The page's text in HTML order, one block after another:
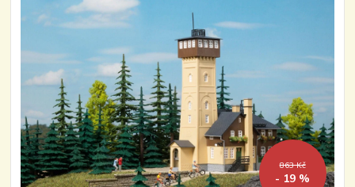
863 Kč
- 19 %